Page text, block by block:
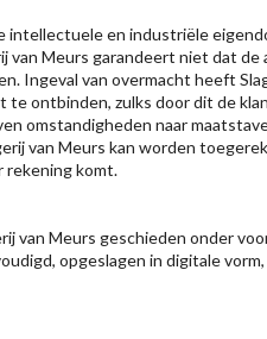
intellectuele en industriële
van Meurs garandeert niet dat
Ingeval van overmacht heeft
ontbinden, zulks door dit de
omstandigheden naar
van Meurs kan worden
rekening komt.
van Meurs geschieden onder
opgeslagen in digitale